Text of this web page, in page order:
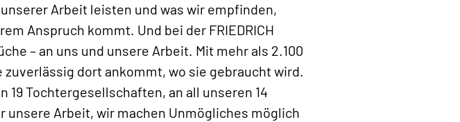
Arbeit leisten und was wir empfinden,
Anspruch kommt. Und bei der FRIEDRICH
– an uns und unsere Arbeit. Mit mehr als 2.100
dort ankommt, wo sie gebraucht wird.
19 Tochtergesellschaften, an all unseren 14
Arbeit, wir machen Unmögliches möglich